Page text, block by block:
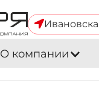
О компании